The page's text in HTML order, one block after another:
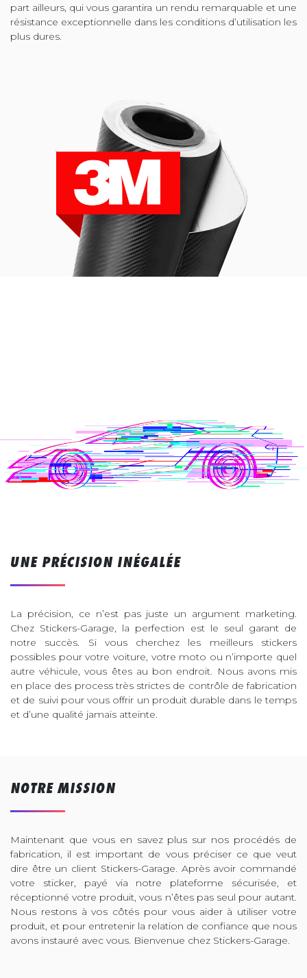
part ailleurs, qui vous garantira un rendu remarquable et une
résistance exceptionnelle dans les conditions d’utilisation les
plus dures.
UNE PRÉCISION INÉGALÉE
La précision, ce n’est pas juste un argument marketing.
Chez Stickers-Garage, la perfection est le seul garant de
notre succès. Si vous cherchez les meilleurs stickers
possibles pour votre voiture, votre moto ou n’importe quel
autre véhicule, vous êtes au bon endroit. Nous avons mis
en place des process très strictes de contrôle de fabrication
et de suivi pour vous offrir un produit durable dans le temps
et d’une qualité jamais atteinte.
NOTRE MISSION
Maintenant que vous en savez plus sur nos procédés de
fabrication, il est important de vous préciser ce que veut
dire être un client Stickers-Garage. Après avoir commandé
votre sticker, payé via notre plateforme sécurisée, et
réceptionné votre produit, vous n’êtes pas seul pour autant.
Nous restons à vos côtés pour vous aider à utiliser votre
produit, et pour entretenir la relation de confiance que nous
avons instauré avec vous. Bienvenue chez Stickers-Garage.